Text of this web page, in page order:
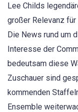
Lee Childs
großer Relevanz
Die News rund um
Interesse der
bedeutsam diese
Zuschauer sind
kommenden
Ensemble